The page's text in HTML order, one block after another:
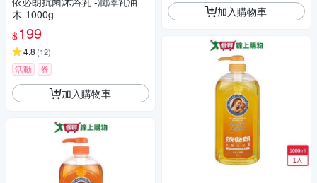
木-1000g
$199
4.8 (12)
活動 券
加入購物車
加入購物車